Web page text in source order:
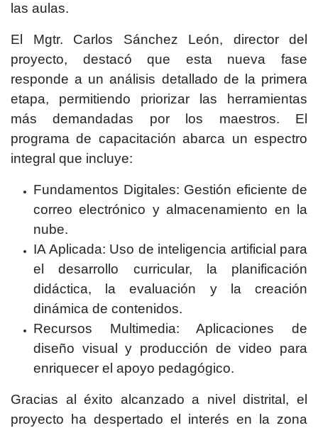
las aulas.
El Mgtr. Carlos Sánchez León, director del
proyecto, destacó que esta nueva fase
responde a un análisis detallado de la primera
etapa, permitiendo priorizar las herramientas
más demandadas por los maestros. El
programa de capacitación abarca un espectro
integral que incluye:
Fundamentos Digitales: Gestión eficiente de
correo electrónico y almacenamiento en la
nube.
IA Aplicada: Uso de inteligencia artificial para
el desarrollo curricular, la planificación
didáctica, la evaluación y la creación
dinámica de contenidos.
Recursos Multimedia: Aplicaciones de
diseño visual y producción de video para
enriquecer el apoyo pedagógico.
Gracias al éxito alcanzado a nivel distrital, el
proyecto ha despertado el interés en la zona